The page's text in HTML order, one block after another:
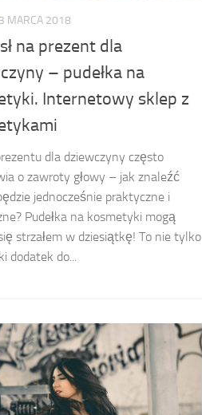
3 MARCA 2018
na prezent dla
– pudełka na
Internetowy sklep z
dla dziewczyny często
o zawroty głowy – jak znaleźć
jednocześnie praktyczne i
Pudełka na kosmetyki mogą
strzałem w dziesiątkę! To nie tylko
dodatek do...